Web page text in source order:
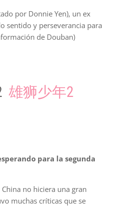
por Donnie Yen), un ex
sentido y perseverancia para
de Douban)
雄狮少年2
para la segunda
no hiciera una gran
muchas críticas que se